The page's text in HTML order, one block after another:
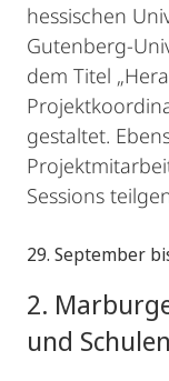
hessischen
Gutenberg-
dem Titel
gestaltet.
Sessions
29. September
2.
und